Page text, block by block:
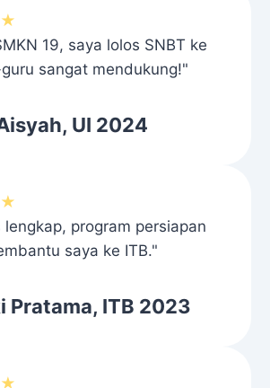
19, saya lolos SNBT ke
sangat mendukung!"
UI 2024
lengkap, program persiapan
saya ke ITB."
Pratama, ITB 2023